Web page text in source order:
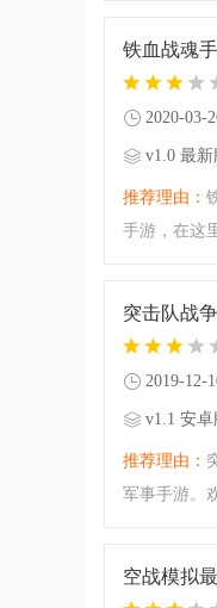
铁血战魂
2020-03-
v1.0 最新
推荐理由：
手游，在这
须团结所
突击队战
2019-12-
v1.1 安卓
推荐理由：
军事手游。
常酸爽的射
空战模拟